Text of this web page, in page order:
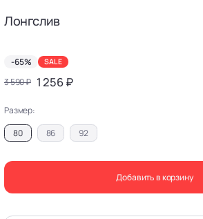
Лонгслив
-65% SALE
3 590 ₽ 1 256 ₽
Размер:
80
86 92
Добавить в корзину